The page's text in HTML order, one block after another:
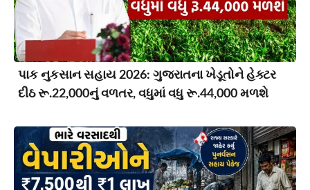
પાક નુકસાન સહાય 2026: ગુજરાતના ખેડૂતોને હેક્ટર
દીઠ રૂ.22,000નું વળતર, વધુમાં વધુ રૂ.44,000 મળશે